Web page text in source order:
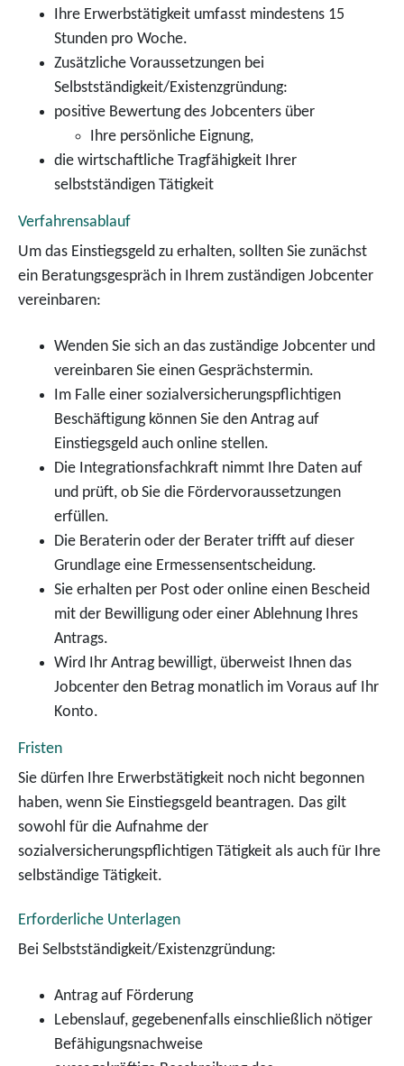
Ihre Erwerbstätigkeit umfasst mindestens 15
Stunden pro Woche.
Zusätzliche Voraussetzungen bei
Selbstständigkeit/Existenzgründung:
positive Bewertung des Jobcenters über
Ihre persönliche Eignung,
die wirtschaftliche Tragfähigkeit Ihrer
selbstständigen Tätigkeit
Verfahrensablauf
Um das Einstiegsgeld zu erhalten, sollten Sie zunächst
ein Beratungsgespräch in Ihrem zuständigen Jobcenter
vereinbaren:
Wenden Sie sich an das zuständige Jobcenter und
vereinbaren Sie einen Gesprächstermin.
Im Falle einer sozialversicherungspflichtigen
Beschäftigung können Sie den Antrag auf
Einstiegsgeld auch online stellen.
Die Integrationsfachkraft nimmt Ihre Daten auf
und prüft, ob Sie die Fördervoraussetzungen
erfüllen.
Die Beraterin oder der Berater trifft auf dieser
Grundlage eine Ermessensentscheidung.
Sie erhalten per Post oder online einen Bescheid
mit der Bewilligung oder einer Ablehnung Ihres
Antrags.
Wird Ihr Antrag bewilligt, überweist Ihnen das
Jobcenter den Betrag monatlich im Voraus auf Ihr
Konto.
Fristen
Sie dürfen Ihre Erwerbstätigkeit noch nicht begonnen
haben, wenn Sie Einstiegsgeld beantragen. Das gilt
sowohl für die Aufnahme der
sozialversicherungspflichtigen Tätigkeit als auch für Ihre
selbständige Tätigkeit.
Erforderliche Unterlagen
Bei Selbstständigkeit/Existenzgründung:
Antrag auf Förderung
Lebenslauf, gegebenenfalls einschließlich nötiger
Befähigungsnachweise